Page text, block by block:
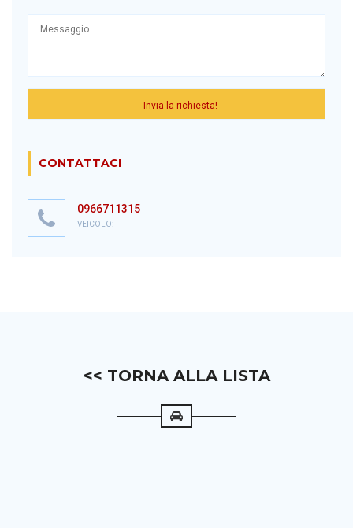
CONTATTACI
0966711315
VEICOLO:
<< TORNA ALLA LISTA